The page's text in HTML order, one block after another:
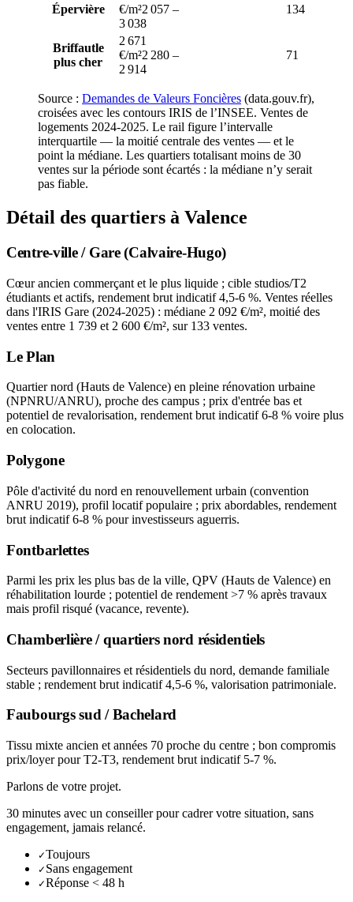
Épervière
€/m²2 057 –
3 038
134
Briffautle
plus cher
2 671
€/m²2 280 –
2 914
71
Source : Demandes de Valeurs Foncières (data.gouv.fr),
croisées avec les contours IRIS de l’INSEE. Ventes de
logements 2024-2025. Le rail figure l’intervalle
interquartile — la moitié centrale des ventes — et le
point la médiane. Les quartiers totalisant moins de 30
ventes sur la période sont écartés : la médiane n’y serait
pas fiable.
Détail des quartiers à Valence
Centre-ville / Gare (Calvaire-Hugo)
Cœur ancien commerçant et le plus liquide ; cible studios/T2
étudiants et actifs, rendement brut indicatif 4,5-6 %. Ventes réelles
dans l'IRIS Gare (2024-2025) : médiane 2 092 €/m², moitié des
ventes entre 1 739 et 2 600 €/m², sur 133 ventes.
Le Plan
Quartier nord (Hauts de Valence) en pleine rénovation urbaine
(NPNRU/ANRU), proche des campus ; prix d'entrée bas et
potentiel de revalorisation, rendement brut indicatif 6-8 % voire plus
en colocation.
Polygone
Pôle d'activité du nord en renouvellement urbain (convention
ANRU 2019), profil locatif populaire ; prix abordables, rendement
brut indicatif 6-8 % pour investisseurs aguerris.
Fontbarlettes
Parmi les prix les plus bas de la ville, QPV (Hauts de Valence) en
réhabilitation lourde ; potentiel de rendement >7 % après travaux
mais profil risqué (vacance, revente).
Chamberlière / quartiers nord résidentiels
Secteurs pavillonnaires et résidentiels du nord, demande familiale
stable ; rendement brut indicatif 4,5-6 %, valorisation patrimoniale.
Faubourgs sud / Bachelard
Tissu mixte ancien et années 70 proche du centre ; bon compromis
prix/loyer pour T2-T3, rendement brut indicatif 5-7 %.
Parlons de votre projet.
30 minutes avec un conseiller pour cadrer votre situation, sans
engagement, jamais relancé.
✓Toujours
✓ Sans engagement
✓Réponse < 48 h